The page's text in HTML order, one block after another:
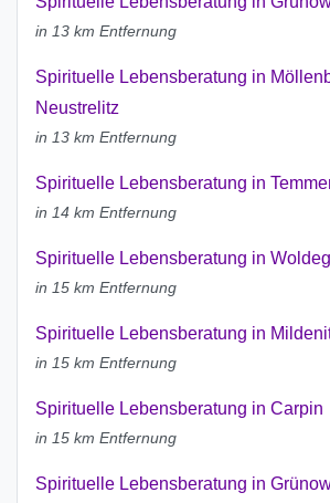
in 13 km Entfernung
Spirituelle Lebensberatung in
Neustrelitz
in 13 km Entfernung
Spirituelle Lebensberatung in
in 14 km Entfernung
Spirituelle Lebensberatung in
in 15 km Entfernung
Spirituelle Lebensberatung in
in 15 km Entfernung
Spirituelle Lebensberatung in Carpin
in 15 km Entfernung
Spirituelle Lebensberatung in